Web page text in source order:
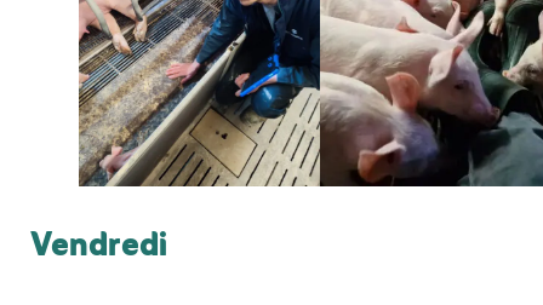
Vendredi